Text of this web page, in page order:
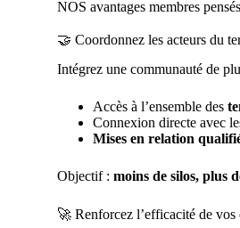
NOS avantages membres
🤝 Coordonnez les acteurs du
Intégrez une communauté de
Accès à l’ensemble des
Connexion directe avec
Mises en relation
Objectif : moins de silos, plus
🚀 Renforcez l’efficacité de vos